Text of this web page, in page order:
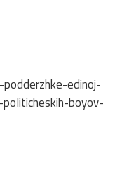
edinoj-
boyov-